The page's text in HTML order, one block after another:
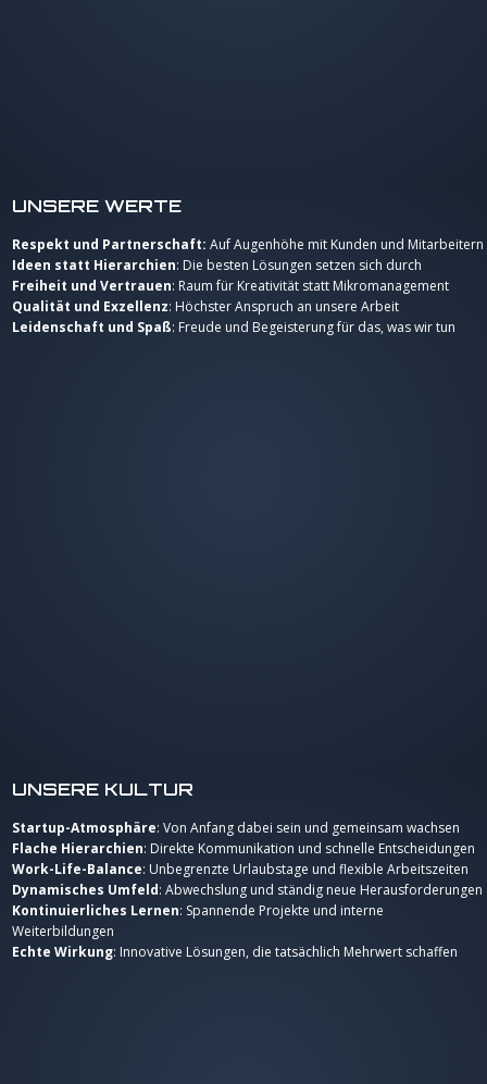
UNSERE WERTE
Respekt und Partnerschaft: Auf Augenhöhe mit Kunden und Mitarbeitern
Ideen statt Hierarchien: Die besten Lösungen setzen sich durch
Freiheit und Vertrauen: Raum für Kreativität statt Mikromanagement
Qualität und Exzellenz: Höchster Anspruch an unsere Arbeit
Leidenschaft und Spaß: Freude und Begeisterung für das, was wir tun
UNSERE KULTUR
Startup-Atmosphäre: Von Anfang dabei sein und gemeinsam wachsen
Flache Hierarchien: Direkte Kommunikation und schnelle Entscheidungen
Work-Life-Balance: Unbegrenzte Urlaubstage und flexible Arbeitszeiten
Dynamisches Umfeld: Abwechslung und ständig neue Herausforderungen
Kontinuierliches Lernen: Spannende Projekte und interne
Weiterbildungen
Echte Wirkung: Innovative Lösungen, die tatsächlich Mehrwert schaffen